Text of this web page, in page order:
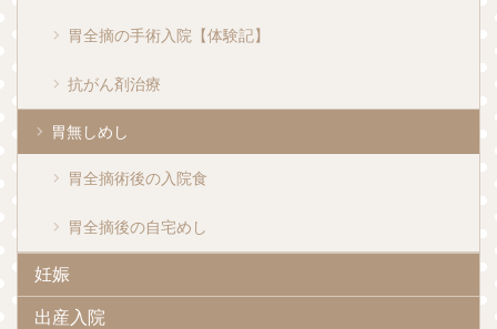
胃全摘の手術入院【体験記】
抗がん剤治療
胃無しめし
胃全摘術後の入院食
胃全摘後の自宅めし
妊娠
出産入院